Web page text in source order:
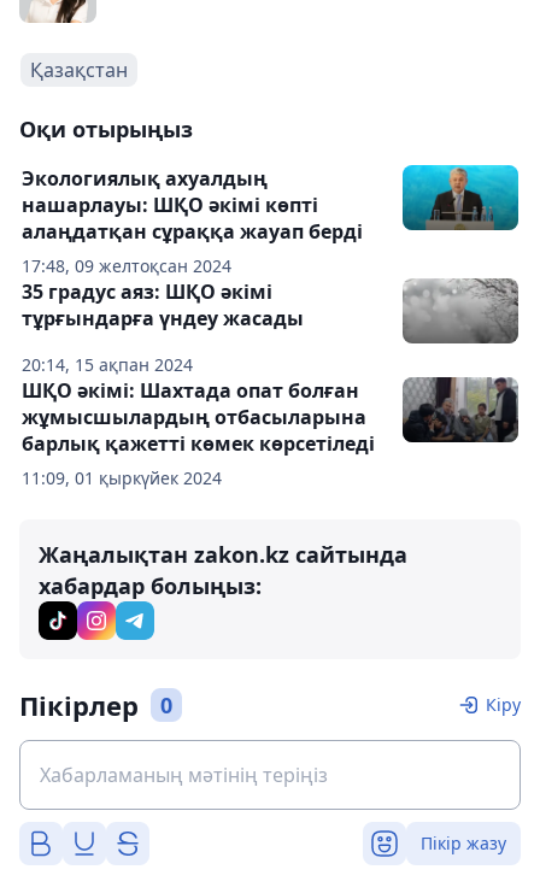
Қазақстан
Оқи отырыңыз
17:48, 09 желтоқсан 2024
Экологиялық ахуалдың
нашарлауы: ШҚО әкімі көпті
алаңдатқан сұраққа жауап берді
20:14, 15 ақпан 2024
35 градус аяз: ШҚО әкімі
тұрғындарға үндеу жасады
11:09, 01 қыркүйек 2024
ШҚО әкімі: Шахтада опат болған
жұмысшылардың отбасыларына
барлық қажетті көмек көрсетіледі
Жаңалықтан zakon.kz сайтында
хабардар болыңыз:
Пікірлер 0 Кіру
Пікір жазу